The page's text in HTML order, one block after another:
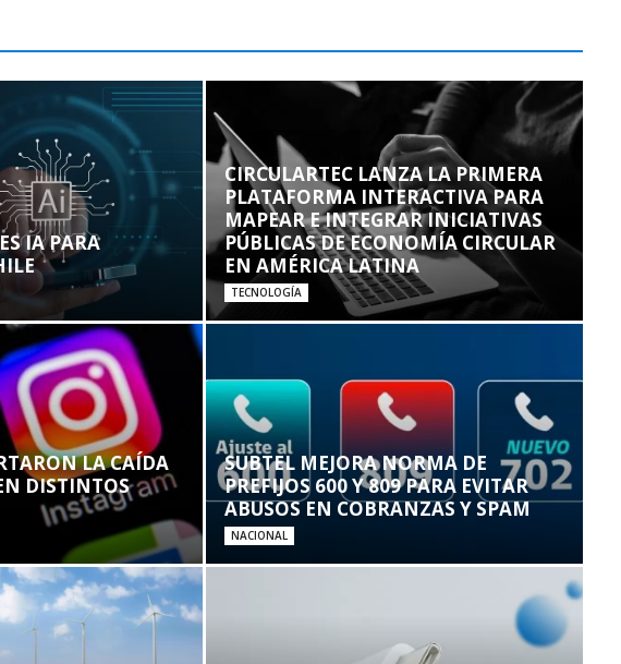
IA PARA
CIRCULARTEC LANZA LA PRIMERA
PLATAFORMA INTERACTIVA PARA
MAPEAR E INTEGRAR INICIATIVAS
PÚBLICAS DE ECONOMÍA CIRCULAR
EN AMÉRICA LATINA
TECNOLOGÍA
LA CAÍDA
DISTINTOS
SUBTEL MEJORA NORMA DE
PREFIJOS 600 Y 809 PARA EVITAR
ABUSOS EN COBRANZAS Y SPAM
NACIONAL